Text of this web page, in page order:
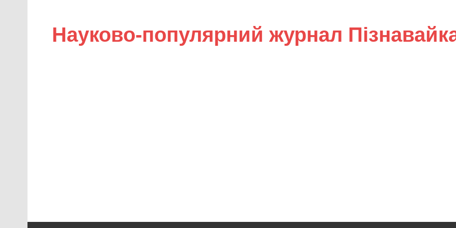
Науково-популярний журнал